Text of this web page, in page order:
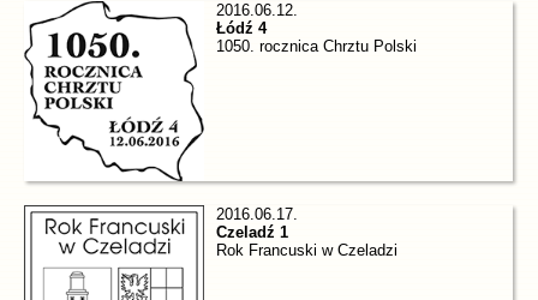
2016.06.12.
Łódź 4
1050. rocznica Chrztu Polski
2016.06.17.
Czeladź 1
Rok Francuski w Czeladzi